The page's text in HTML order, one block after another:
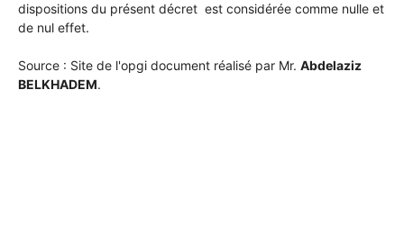
dispositions du présent décret est considérée comme nulle et
de nul effet.
Source : Site de l'opgi document réalisé par Mr. Abdelaziz
BELKHADEM.